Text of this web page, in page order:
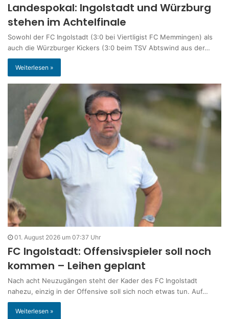
Landespokal: Ingolstadt und Würzburg
stehen im Achtelfinale
Sowohl der FC Ingolstadt (3:0 bei Viertligist FC Memmingen) als
auch die Würzburger Kickers (3:0 beim TSV Abtswind aus der…
Weiterlesen »
01. August 2026 um 07:37 Uhr
FC Ingolstadt: Offensivspieler soll noch
kommen – Leihen geplant
Nach acht Neuzugängen steht der Kader des FC Ingolstadt
nahezu, einzig in der Offensive soll sich noch etwas tun. Auf…
Weiterlesen »